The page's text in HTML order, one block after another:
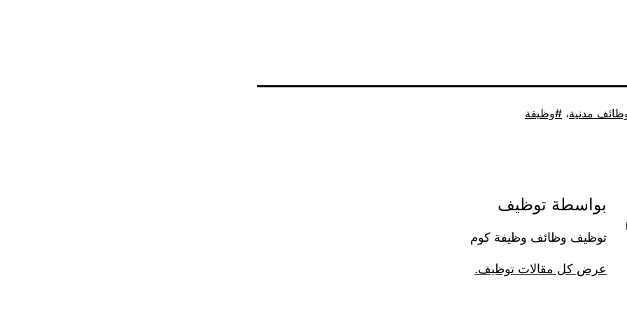
مدنية، وظيفة
بواسطة توظيف
توظيف وظائف وظيفة كوم
عرض كل مقالات توظيف.